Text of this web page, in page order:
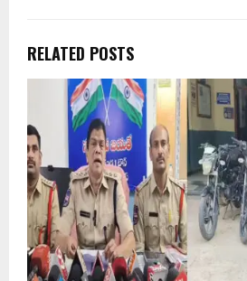
RELATED POSTS